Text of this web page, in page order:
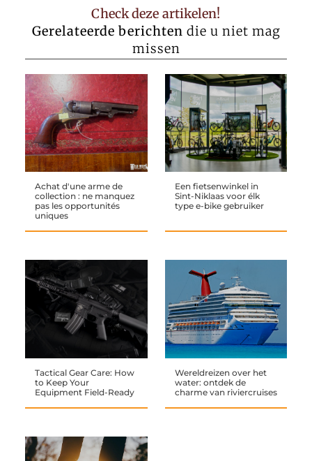
Check deze artikelen!
Gerelateerde berichten die u niet mag
missen
Achat d'une arme de
collection : ne manquez
pas les opportunités
uniques
Een fietsenwinkel in
Sint-Niklaas voor élk
type e-bike gebruiker
Tactical Gear Care: How
to Keep Your
Equipment Field-Ready
Wereldreizen over het
water: ontdek de
charme van riviercruises